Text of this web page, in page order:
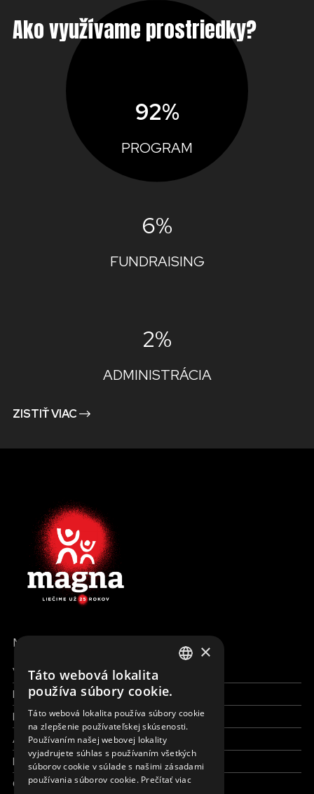
Ako využívame prostriedky?
92%
PROGRAM
6%
FUNDRAISING
2%
ADMINISTRÁCIA
ZISTIŤ VIAC
MENU
Všetky formy pomoci
Financie a reporty
Pracujte s nami
Aktuálne
Kto sme
Čo robíme
CZECH
FRENCH
×
Táto webová lokalita
používa súbory cookie.
Táto webová lokalita používa súbory cookie
na zlepšenie používateľskej skúsenosti.
Používaním našej webovej lokality
vyjadrujete súhlas s používaním všetkých
súborov cookie v súlade s našimi zásadami
používania súborov cookie. Prečítať viac